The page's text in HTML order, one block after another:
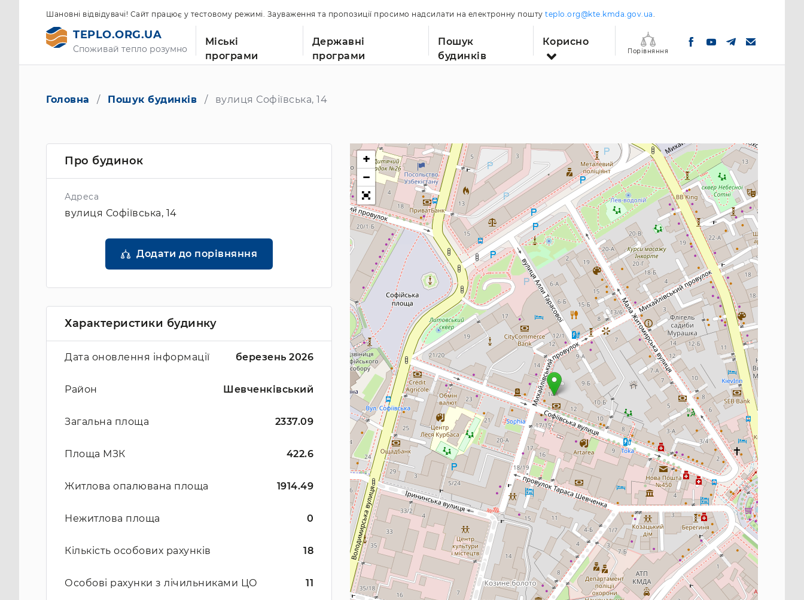
Шановні відвідувачі! Сайт працює у тестовому режимі. Зауваження та пропозиції просимо надсилати на електронну пошту teplo.org@kte.kmda.gov.ua.
TEPLO.ORG.UA
Споживай тепло розумно
Міські
програми
Державні
програми
Пошук
будинків
Корисно
Порівняння
Головна Пошук будинків вулиця Софіївська, 14
Про будинок
Адреса
вулиця Софіївська, 14
Додати до порівняння
Характеристики будинку
Дата оновлення інформації березень 2026
Район Шевченківський
Загальна площа 2337.09
Площа МЗК 422.6
Житлова опалювана площа 1914.49
Нежитлова площа 0
Кількість особових рахунків 18
Особові рахунки з лічильниками ЦО 11
+
−